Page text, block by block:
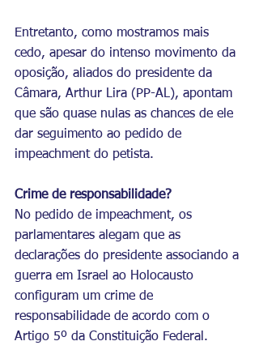
Entretanto, como mostramos mais
cedo, apesar do intenso movimento da
oposição, aliados do presidente da
Câmara, Arthur Lira (PP-AL), apontam
que são quase nulas as chances de ele
dar seguimento ao pedido de
impeachment do petista.
Crime de responsabilidade?
No pedido de impeachment, os
parlamentares alegam que as
declarações do presidente associando a
guerra em Israel ao Holocausto
configuram um crime de
responsabilidade de acordo com o
Artigo 5º da Constituição Federal.